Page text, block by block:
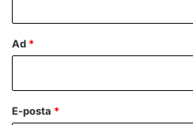
Ad *
E-posta *